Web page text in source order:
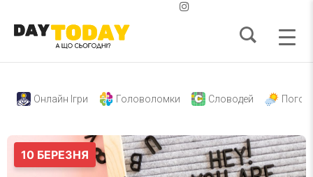
Онлайн Ігри Головоломки Словодей